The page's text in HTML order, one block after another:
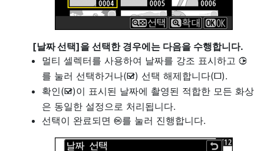
[날짜 선택]을 선택한 경우에는 다음을 수행합니다.
멀티 셀렉터를 사용하여 날짜를 강조 표시하고 2
를 눌러 선택하거나(M) 선택 해제합니다(U).
확인(M)이 표시된 날짜에 촬영된 적합한 모든 화상
은 동일한 설정으로 처리됩니다.
선택이 완료되면 J를 눌러 진행합니다.